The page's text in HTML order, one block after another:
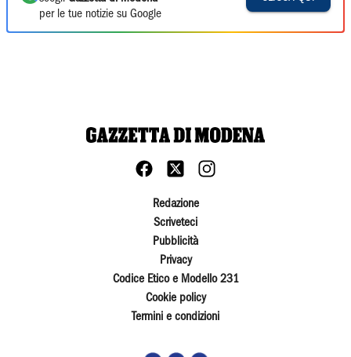
per le tue notizie su Google
Redazione
Scriveteci
Pubblicità
Privacy
Codice Etico e Modello 231
Cookie policy
Termini e condizioni